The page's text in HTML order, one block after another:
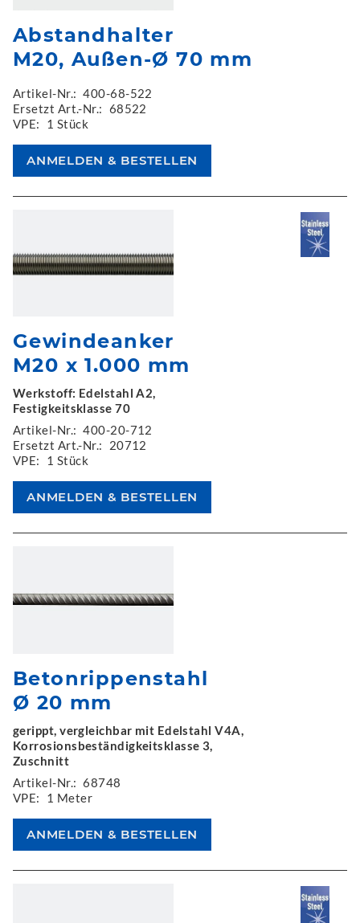
Abstandhalter
M20, Außen-Ø 70 mm
Artikel-Nr.: 400-68-522
Ersetzt Art.-Nr.: 68522
VPE:
1 Stück
Gewindeanker
M20 x 1.000 mm
Werkstoff: Edelstahl A2,
Festigkeitsklasse 70
Artikel-Nr.: 400-20-712
Ersetzt Art.-Nr.:
20712
VPE:
1 Stück
Betonrippenstahl
Ø 20 mm
gerippt, vergleichbar mit Edelstahl V4A,
Korrosionsbeständigkeitsklasse 3,
Zuschnitt
Artikel-Nr.: 68748
VPE:
1 Meter